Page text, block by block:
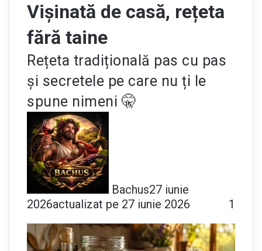
Vișinată de casă, rețeta
fără taine
Rețeta tradițională pas cu pas
și secretele pe care nu ți le
spune nimeni 🤫
Bachus27 iunie
2026actualizat pe 27 iunie 2026 1